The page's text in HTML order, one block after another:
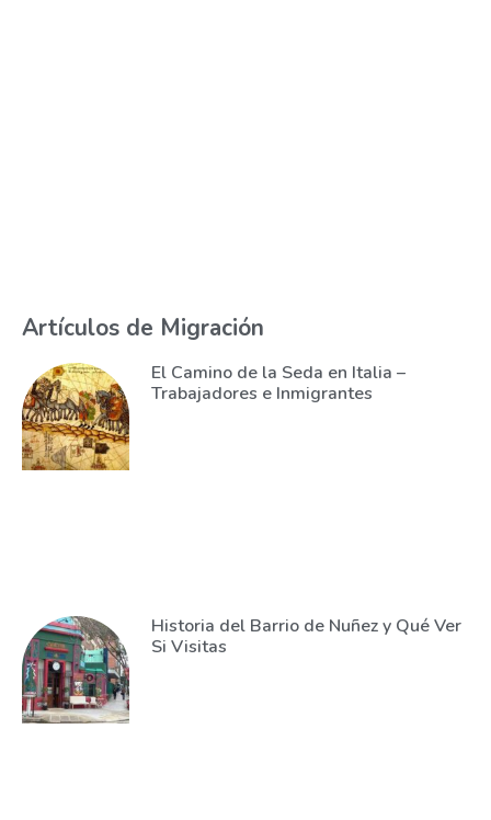
Artículos de Migración
El Camino de la Seda en Italia –
Trabajadores e Inmigrantes
Historia del Barrio de Nuñez y Qué Ver
Si Visitas